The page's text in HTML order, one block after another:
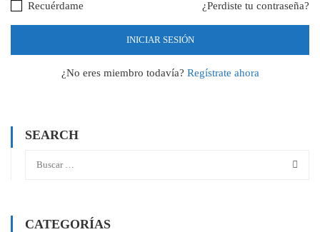
¿Perdiste tu contraseña?
Recuérdame
¿No eres miembro todavía? Regístrate ahora
SEARCH
CATEGORÍAS